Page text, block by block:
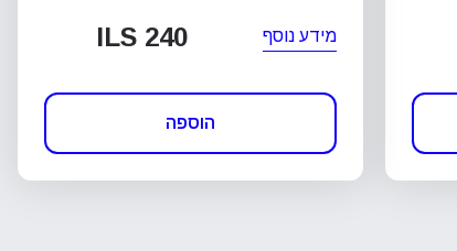
מידע נוסף ILS 240
הוספה